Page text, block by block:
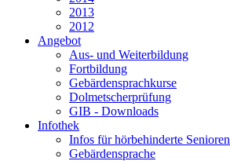
2013
2012
Angebot
Aus- und Weiterbildung
Fortbildung
Gebärdensprachkurse
Dolmetscherprüfung
GIB - Downloads
Infothek
Infos für hörbehinderte Senioren
Gebärdensprache